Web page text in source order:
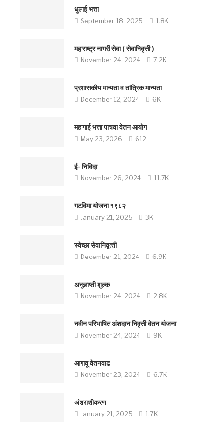
धुलाई भत्ता
September 18, 2025 1.8K
महाराष्ट्र नागरी सेवा ( सेवानिवृत्ती )
November 24, 2024 7.2K
प्रशासकीय मान्यता व तांत्रिक मान्यता
December 12, 2024 6K
महागाई भत्ता पाचवा वेतन आयोग
May 23, 2026 612
ई- निविदा
November 26, 2024 11.7K
गटविमा योजना १९८२
January 21, 2025 3K
स्‍वेच्‍छा सेवानिवृत्‍ती
December 21, 2024 6.9K
अनुज्ञाप्ती शुल्क
November 24, 2024 2.8K
नवीन परिभाषित अंशदान निवृत्ती वेतन योजना
November 24, 2024 9K
आगावू वेतनवाढ
November 23, 2024 6.7K
अंशराशीकरण
January 21, 2025 1.7K